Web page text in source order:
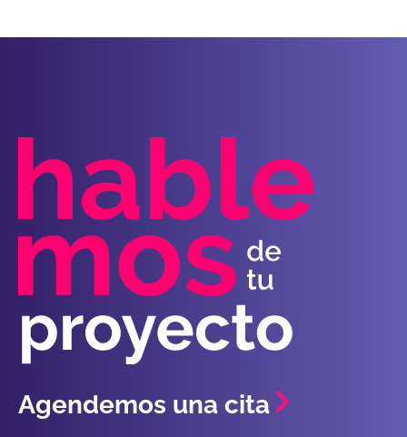
Agendemos una cita